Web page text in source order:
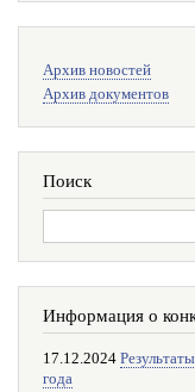
поиска
Архив новостей
Архив документов
Поиск
Информация о
17.12.2024
года